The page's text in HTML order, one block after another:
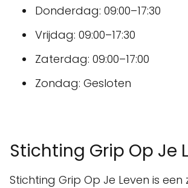
Donderdag: 09:00–17:30
Vrijdag: 09:00–17:30
Zaterdag: 09:00–17:00
Zondag: Gesloten
Stichting Grip Op Je
Stichting Grip Op Je Leven is